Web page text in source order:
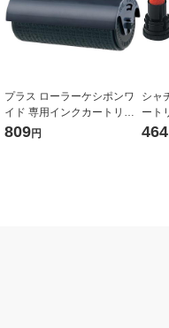
プラス ローラーケシポンワ
イド 専用インクカートリッ
ジ 個人情報保護スタンプ IS-
809円
シャ
ート
ネー
464